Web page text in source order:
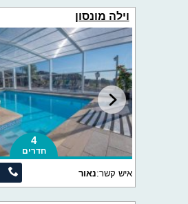
וילה מונסון
4
חדרים
איש קשר:נאור